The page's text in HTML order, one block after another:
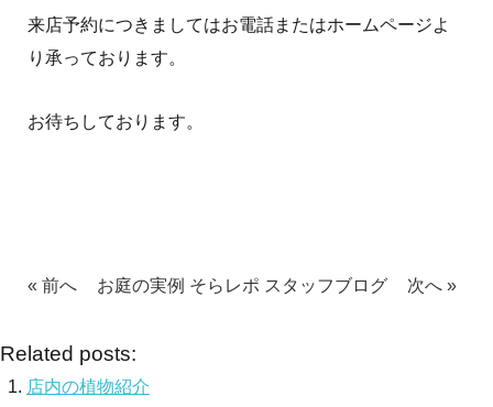
来店予約につきましてはお電話またはホームページよ
り承っております。
お待ちしております。
« 前へ お庭の実例 そらレポ スタッフブログ 次へ »
Related posts:
店内の植物紹介